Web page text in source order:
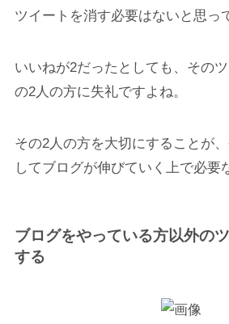
ツイートを消す必要はないと思っ
いいねが2だったとしても、その
の2人の方に失礼ですよね。
その2人の方を大切にすることが
してブログが伸びていく上で必要
ブログをやっている方以外の
する